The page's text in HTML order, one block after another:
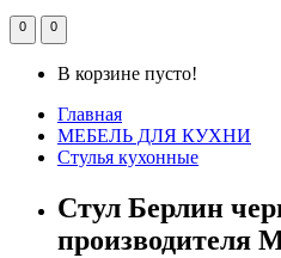
0 0
В корзине пусто!
Главная
МЕБЕЛЬ ДЛЯ КУХНИ
Стулья кухонные
Стул Берлин
производителя